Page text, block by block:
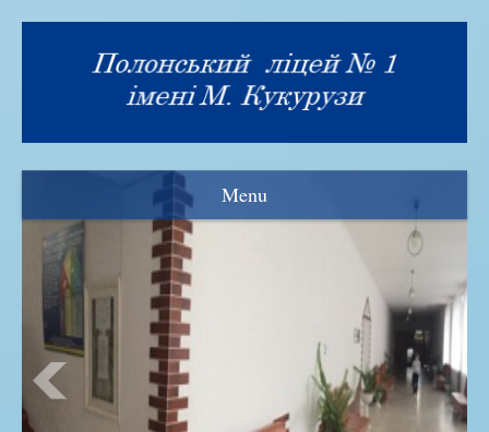
Menu
Візитка
Прозорість та інформаційна відкритість
Нормативна база
Адміністрація ліцею
Знамениті випускники